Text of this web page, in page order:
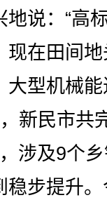
说：“高
现在田间
大型机械
新民市共
涉及9个
稳步提升